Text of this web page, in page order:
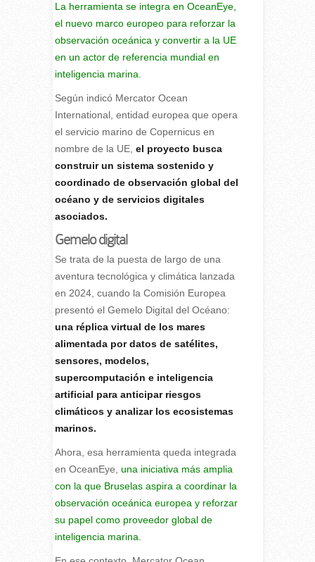
La herramienta se integra en OceanEye,
el nuevo marco europeo para reforzar la
observación oceánica y convertir a la UE
en un actor de referencia mundial en
inteligencia marina.
Según indicó Mercator Ocean
International, entidad europea que opera
el servicio marino de Copernicus en
nombre de la UE, el proyecto busca
construir un sistema sostenido y
coordinado de observación global del
océano y de servicios digitales
asociados.
Gemelo digital
Se trata de la puesta de largo de una
aventura tecnológica y climática lanzada
en 2024, cuando la Comisión Europea
presentó el Gemelo Digital del Océano:
una réplica virtual de los mares
alimentada por datos de satélites,
sensores, modelos,
supercomputación e inteligencia
artificial para anticipar riesgos
climáticos y analizar los ecosistemas
marinos.
Ahora, esa herramienta queda integrada
en OceanEye, una iniciativa más amplia
con la que Bruselas aspira a coordinar la
observación oceánica europea y reforzar
su papel como proveedor global de
inteligencia marina.